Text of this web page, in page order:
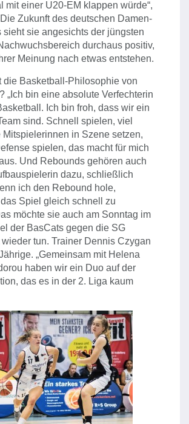
mit einer U20-EM klappen würde“,
Zukunft des deutschen Damen-
sieht sie angesichts der jüngsten
durchaus positiv,
Meinung nach etwas entstehen.
die Basketball-Philosophie von
„Ich bin eine absolute Verfechterin
Ich bin froh, dass wir ein
sind. Schnell spielen, viel
Mitspielerinnen in Szene setzen,
spielen, das macht für mich
Und Rebounds gehören auch
dazu, schließlich
ich den Rebound hole,
Spiel gleich schnell zu
möchte sie auch am Sonntag im
der BasCats gegen die SG
tun. Trainer Dennis Czygan
„Gemeinsam mit Helena
haben wir ein Duo auf der
das es in der 2. Liga kaum